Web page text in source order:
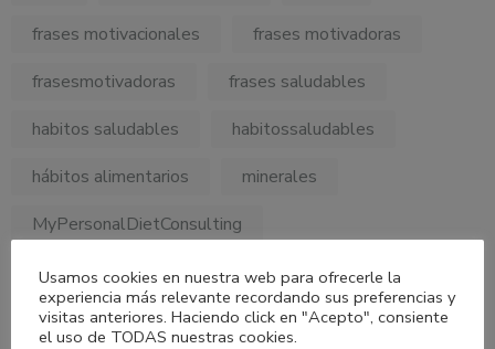
frases motivacionales
frases motivadoras
frasesmotivadoras
frases saludables
habitos saludables
habitossaludables
hábitos alimentarios
minerales
MyPersonalDietConsulting
My Personal Diet Consulting
nutricion
Nutricionholistica
Nutrición Clínica
Usamos cookies en nuestra web para ofrecerle la
experiencia más relevante recordando sus preferencias y
visitas anteriores. Haciendo click en "Acepto", consiente
el uso de TODAS nuestras cookies.